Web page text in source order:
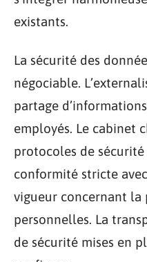
existants.
La sécurité des
négociable.
partage
employés. Le cabinet
protocoles de
conformité stricte
vigueur concernant la
personnelles. La
de sécurité mises en